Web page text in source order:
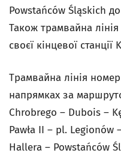
Powstańców Śląskich
Також трамвайна
своєї кінцевої станції
Трамвайна лінія
напрямках за
Chrobrego – Dubois –
Pawła II – pl. Legionów
Hallera – Powstańców